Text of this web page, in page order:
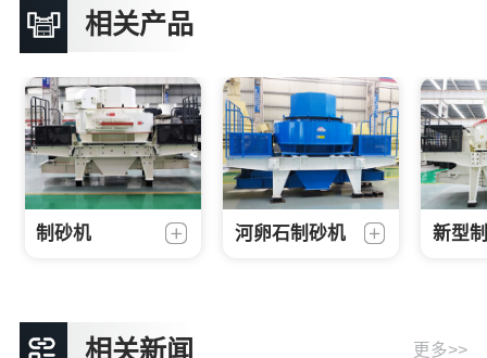
相关产品
制砂机 河卵石制砂机 新型
相关新闻 更多>>